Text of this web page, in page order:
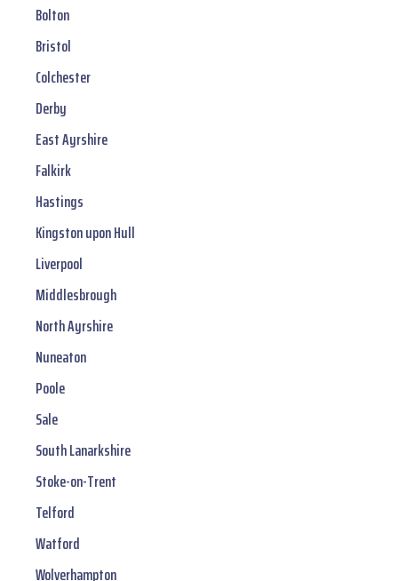
Bolton
Bristol
Colchester
Derby
East Ayrshire
Falkirk
Hastings
Kingston upon Hull
Liverpool
Middlesbrough
North Ayrshire
Nuneaton
Poole
Sale
South Lanarkshire
Stoke-on-Trent
Telford
Watford
Wolverhampton